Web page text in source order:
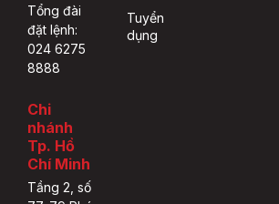
Tổng đài
đặt lệnh:
024 6275
8888
Chi
nhánh
Tp. Hồ
Chí Minh
Tầng 2, số
Tuyển
dụng